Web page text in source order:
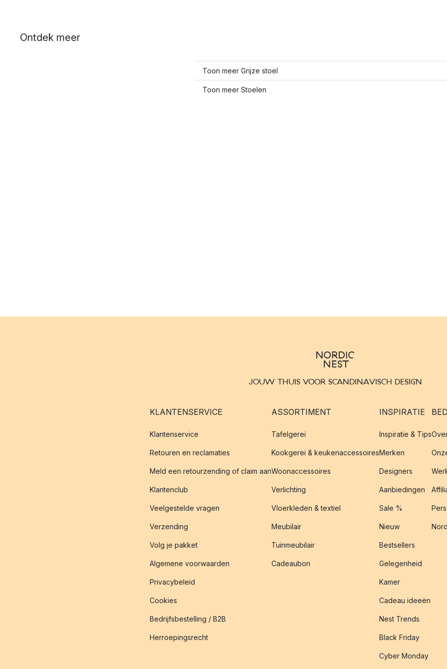
Ontdek meer
Toon meer Grijze stoel
Toon meer Stoelen
JOUW THUIS VOOR SCANDINAVISCH DESIGN
KLANTENSERVICE
Klantenservice
Retouren en reclamaties
Meld een retourzending of claim aan
Klantenclub
Veelgestelde vragen
Verzending
Volg je pakket
Algemene voorwaarden
Privacybeleid
Cookies
Bedrijfsbestelling / B2B
Herroepingsrecht
ASSORTIMENT
Tafelgerei
Kookgerei & keukenaccessoires
Woonaccessoires
Verlichting
Vloerkleden & textiel
Meubilair
Tuinmeubilair
Cadeaubon
INSPIRATIE
Inspiratie & Tips
Merken
Designers
Aanbiedingen
Sale %
Nieuw
Bestsellers
Gelegenheid
Kamer
Cadeau ideeën
Nest Trends
Black Friday
Cyber Monday
Pers